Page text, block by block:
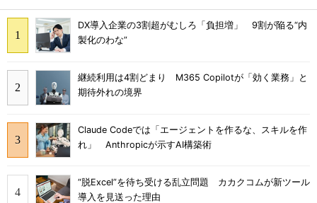
DX導入企業の3割超がむしろ「負担増」 9割が陥る“内
製化のわな”
継続利用は4割どまり M365 Copilotが「効く業務」と
期待外れの境界
Claude Codeでは「エージェントを作るな、スキルを作
れ」 Anthropicが示すAI構築術
“脱Excel”を待ち受ける乱立問題 カカクコムが新ツール
導入を見送った理由